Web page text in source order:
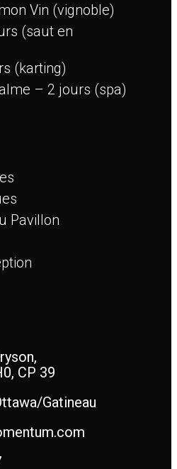
Vin (vignoble)
(saut en
(karting)
– 2 jours (spa)
Pavillon
CP 39
Gatineau